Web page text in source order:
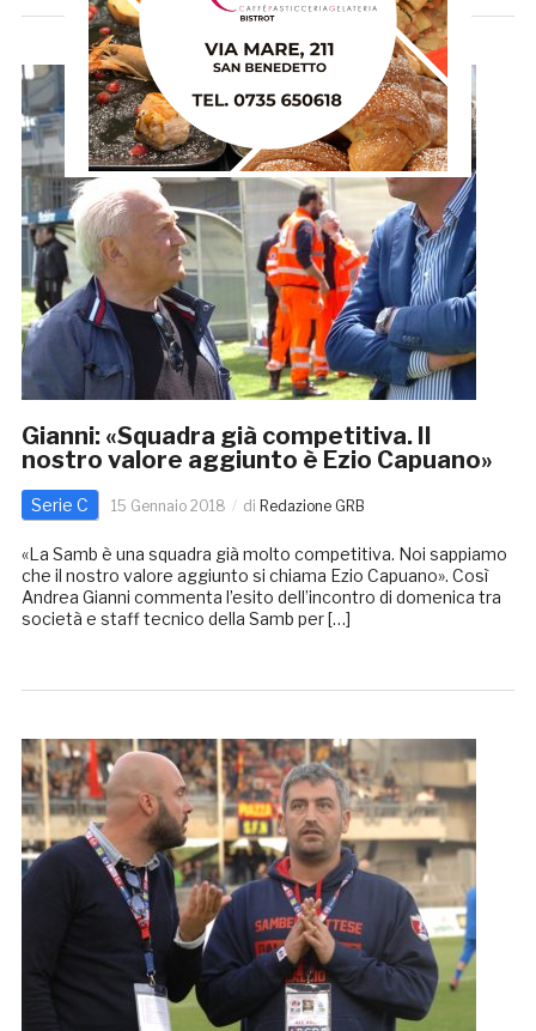
Gianni: «Squadra già competitiva. Il
nostro valore aggiunto è Ezio Capuano»
Serie C 15 Gennaio 2018 di Redazione GRB
«La Samb è una squadra già molto competitiva. Noi sappiamo
che il nostro valore aggiunto si chiama Ezio Capuano». Così
Andrea Gianni commenta l’esito dell’incontro di domenica tra
società e staff tecnico della Samb per […]